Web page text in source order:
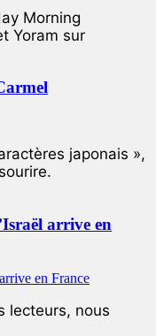
Morning
Yoram sur
japonais »,
arrive en
lecteurs, nous